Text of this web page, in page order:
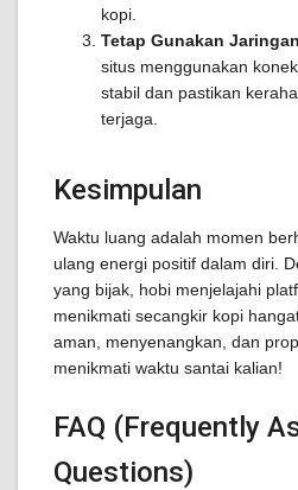
kopi.
Tetap Gunakan
situs menggunakan
stabil dan pastikan
terjaga.
Kesimpulan
Waktu luang adalah momen
ulang energi positif dalam diri.
yang bijak, hobi menjelajahi
menikmati secangkir kopi
aman, menyenangkan, dan
menikmati waktu santai kalian!
FAQ (Frequently
Questions)